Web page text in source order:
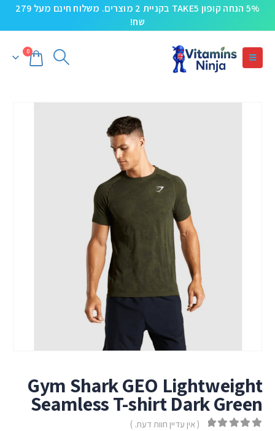
5% הנחה קופון TAKE5 בקניית 2 מוצרים. משלוח חינם מעל 279
שח!
0
Gym Shark GEO Lightweight
Seamless T-shirt Dark Green
( אין עדיין חוות דעת. )